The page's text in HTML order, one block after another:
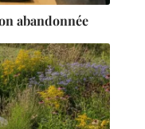
abandonnée